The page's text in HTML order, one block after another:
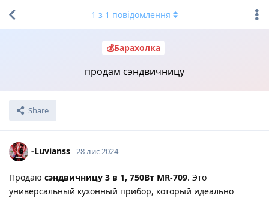
💰Барахолка
продам сэндвичницу
Share
1 з 1 повідомлення
-Luvianss 28 лис 2024
Продаю сэндвичницу 3 в 1, 750Вт MR-709. Это
универсальный кухонный прибор, который идеально